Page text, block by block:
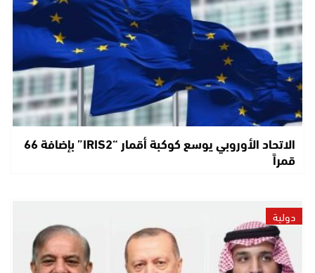
الاتحاد الأوروبي يوسع كوكبة أقمار “IRIS2” بإضافة 66
قمراً
دولية